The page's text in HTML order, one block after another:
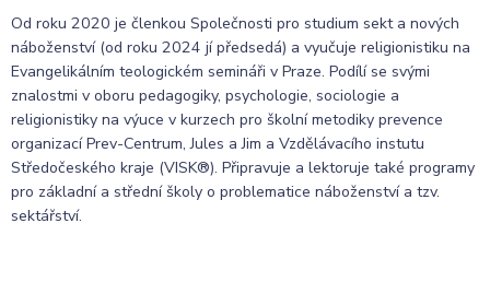
Od roku 2020 je členkou Společnosti pro studium sekt a nových
náboženství (od roku 2024 jí předsedá) a vyučuje religionistiku na
Evangelikálním teologickém semináři v Praze. Podílí se svými
znalostmi v oboru pedagogiky, psychologie, sociologie a
religionistiky na výuce v kurzech pro školní metodiky prevence
organizací Prev-Centrum, Jules a Jim a Vzdělávacího instutu
Středočeského kraje (VISK®). Připravuje a lektoruje také programy
pro základní a střední školy o problematice náboženství a tzv.
sektářství.